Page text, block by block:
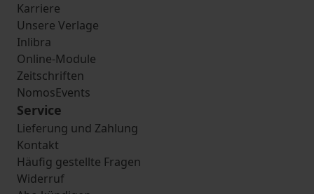
Karriere
Unsere Verlage
Inlibra
Online-Module
Zeitschriften
NomosEvents
Service
Lieferung und Zahlung
Kontakt
Häufig gestellte Fragen
Widerruf